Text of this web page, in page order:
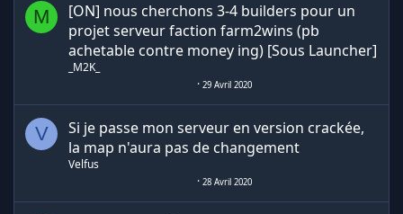
M
[ON] nous cherchons 3-4 builders pour un
projet serveur faction farm2wins (pb
achetable contre money ing) [Sous Launcher]
_M2K_
29 Avril 2020
V
Si je passe mon serveur en version crackée,
la map n'aura pas de changement
Velfus
28 Avril 2020